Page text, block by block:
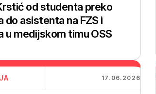
od studenta preko
do asistenta na FZS i
u medijskom timu OSS
17.06.2026